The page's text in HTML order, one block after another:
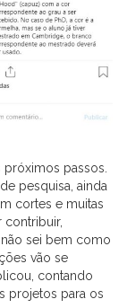
passos.
pesquisa, ainda
cortes e muitas
contribuir,
sei bem como
vão se
contando
projetos para os